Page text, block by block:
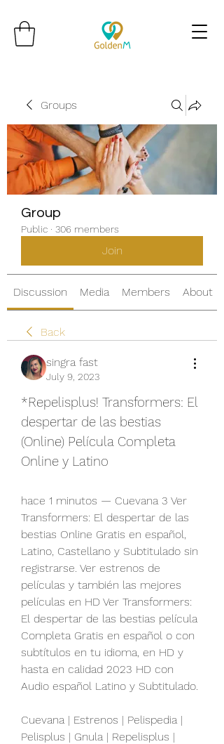
Groups
Group
Public · 306 members
Join
Discussion Media Members About
Back
singra fast
July 9, 2023
*Repelisplus! Transformers: El
despertar de las bestias
(Online) Película Completa
Online y Latino
hace 1 minutos — Cuevana 3 Ver
Transformers: El despertar de las
bestias Online Gratis en español,
Latino, Castellano y Subtitulado sin
registrarse. Ver estrenos de
películas y también las mejores
películas en HD Ver Transformers:
El despertar de las bestias película
Completa Gratis en español o con
subtítulos en tu idioma, en HD y
hasta en calidad 2023 HD con
Audio español Latino y Subtitulado.
Cuevana | Estrenos | Pelispedia |
Pelisplus | Gnula | Repelisplus |